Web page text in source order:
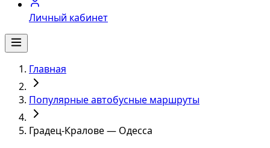
Личный кабинет
Главная
Популярные автобусные маршруты
Градец-Кралове — Одесса